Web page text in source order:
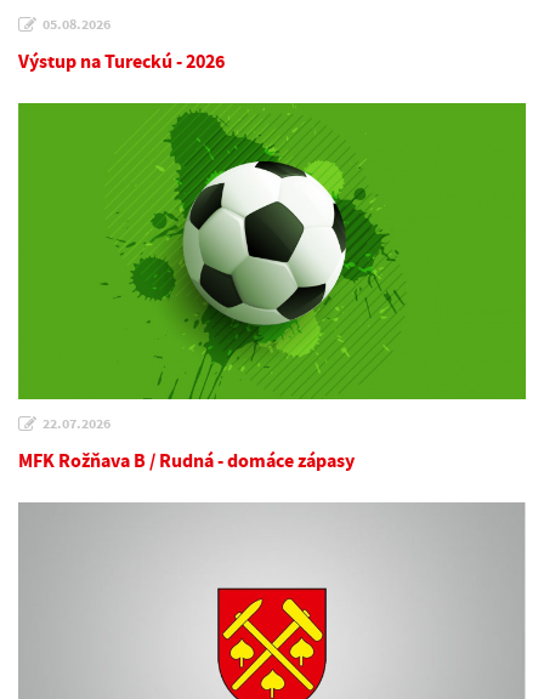
05.08.2026
Výstup na Tureckú - 2026
22.07.2026
MFK Rožňava B / Rudná - domáce zápasy